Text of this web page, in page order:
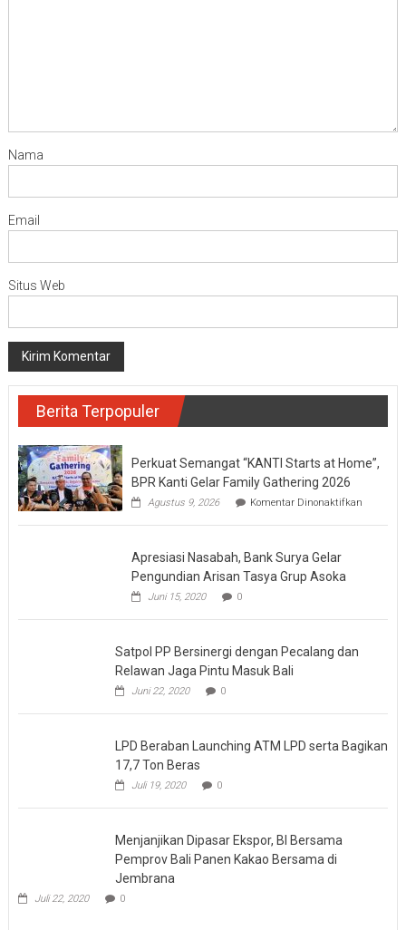
Nama
Email
Situs Web
Berita Terpopuler
Perkuat Semangat “KANTI Starts at Home”,
BPR Kanti Gelar Family Gathering 2026
Agustus 9, 2026 Komentar Dinonaktifkan
Apresiasi Nasabah, Bank Surya Gelar
Pengundian Arisan Tasya Grup Asoka
Juni 15, 2020 0
Satpol PP Bersinergi dengan Pecalang dan
Relawan Jaga Pintu Masuk Bali
Juni 22, 2020 0
LPD Beraban Launching ATM LPD serta Bagikan
17,7 Ton Beras
Juli 19, 2020 0
Menjanjikan Dipasar Ekspor, BI Bersama
Pemprov Bali Panen Kakao Bersama di
Jembrana
Juli 22, 2020 0